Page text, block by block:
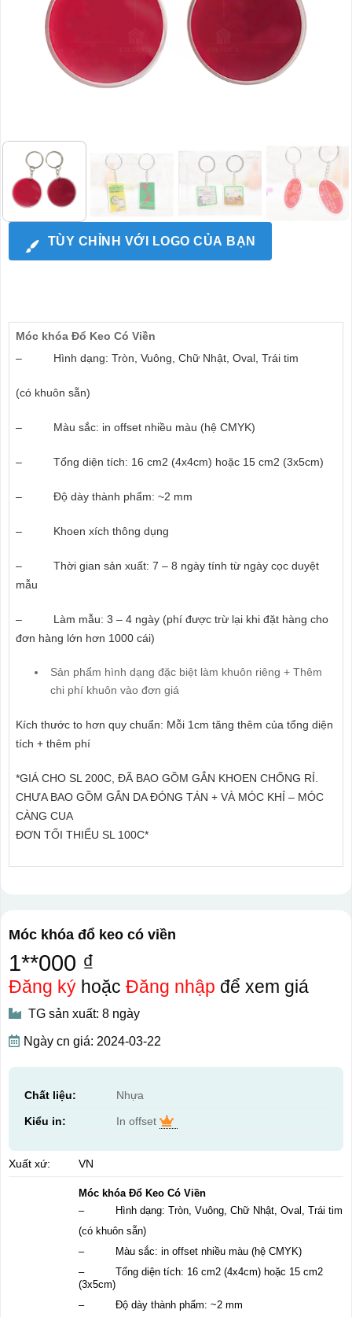
TÙY CHỈNH VỚI LOGO CỦA BẠN
Móc khóa Đổ Keo Có Viền
– Hình dạng: Tròn, Vuông, Chữ Nhật, Oval, Trái tim
(có khuôn sẵn)
– Màu sắc: in offset nhiều màu (hệ CMYK)
– Tổng diện tích: 16 cm2 (4x4cm) hoặc 15 cm2 (3x5cm)
– Độ dày thành phẩm: ~2 mm
– Khoen xích thông dụng
– Thời gian sản xuất: 7 – 8 ngày tính từ ngày cọc duyệt
mẫu
– Làm mẫu: 3 – 4 ngày (phí được trừ lại khi đặt hàng cho
đơn hàng lớn hơn 1000 cái)
Sản phẩm hình dạng đặc biệt làm khuôn riêng + Thêm
chi phí khuôn vào đơn giá
Kích thước to hơn quy chuẩn: Mỗi 1cm tăng thêm của tổng diện
tích + thêm phí
*GIÁ CHO SL 200C, ĐÃ BAO GỒM GẮN KHOEN CHỐNG RỈ.
CHƯA BAO GỒM GẮN DA ĐÓNG TÁN + VÀ MÓC KHỈ – MÓC
CÀNG CUA
ĐƠN TỐI THIỂU SL 100C*
Móc khóa đổ keo có viền
1**000 ₫
Đăng kýhoặc Đăng nhập để xem giá
TG sản xuất: 8 ngày
Ngày cn giá: 2024-03-22
Chất liệu: Nhựa
Kiểu in: In offset
Xuất xứ: VN
Móc khóa Đổ Keo Có Viền
– Hình dạng: Tròn, Vuông, Chữ Nhật, Oval, Trái tim
(có khuôn sẵn)
– Màu sắc: in offset nhiều màu (hệ CMYK)
– Tổng diện tích: 16 cm2 (4x4cm) hoặc 15 cm2
(3x5cm)
– Độ dày thành phẩm: ~2 mm